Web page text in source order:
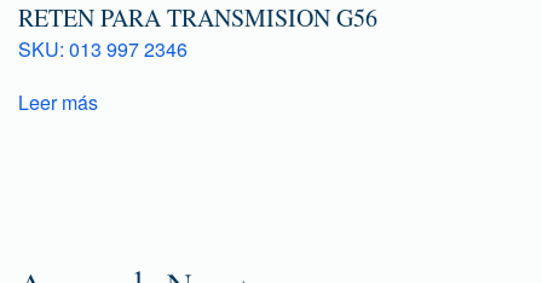
RETEN PARA TRANSMISION G56
SKU: 013 997 2346
Leer más